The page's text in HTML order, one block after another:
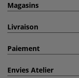
Magasins
Livraison
Paiement
Envies Atelier